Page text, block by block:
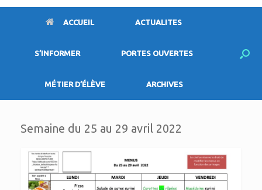
ACCUEIL ACTUALITES
S’INFORMER PORTES OUVERTES
MÉTIER D’ÉLÈVE ARCHIVES
Semaine du 25 au 29 avril 2022